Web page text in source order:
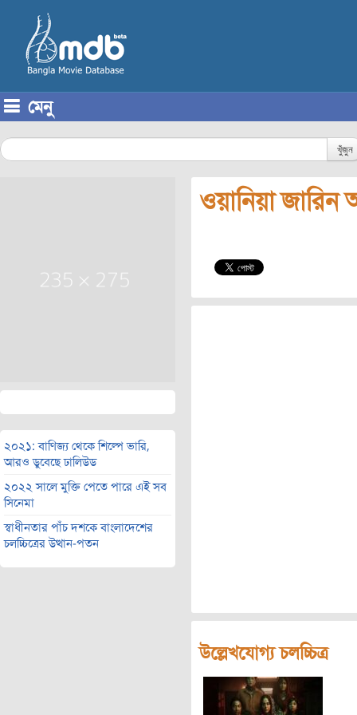
মেনু
খুঁজুন
২০২১: বাণিজ্য থেকে শিল্পে ভারি,
আরও ডুবেছে ঢালিউড
২০২২ সালে মুক্তি পেতে পারে এই সব
সিনেমা
স্বাধীনতার পাঁচ দশকে বাংলাদেশের
চলচ্চিত্রের উত্থান-পতন
ওয়ানিয়া
উল্লেখযোগ্য চলচ্চিত্র